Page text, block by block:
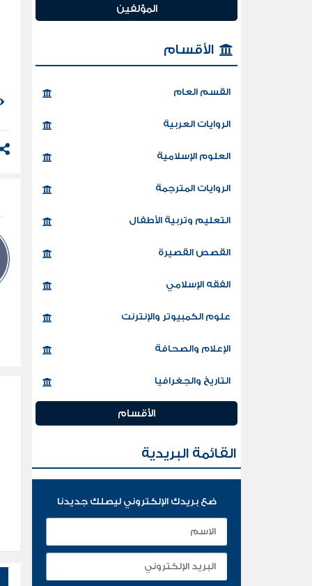
المؤلفين
الأقسام
القسم العام
الروايات العربية
العلوم الإسلامية
الروايات المترجمة
التعليم وتربية الأطفال
القصص القصيرة
الفقه الإسلامي
علوم الكمبيوتر والإنترنت
الإعلام والصحافة
التاريخ والجغرافيا
الأقسام
القائمة البريدية
ضع بريدك الإلكتروني ليصلك جديدنا